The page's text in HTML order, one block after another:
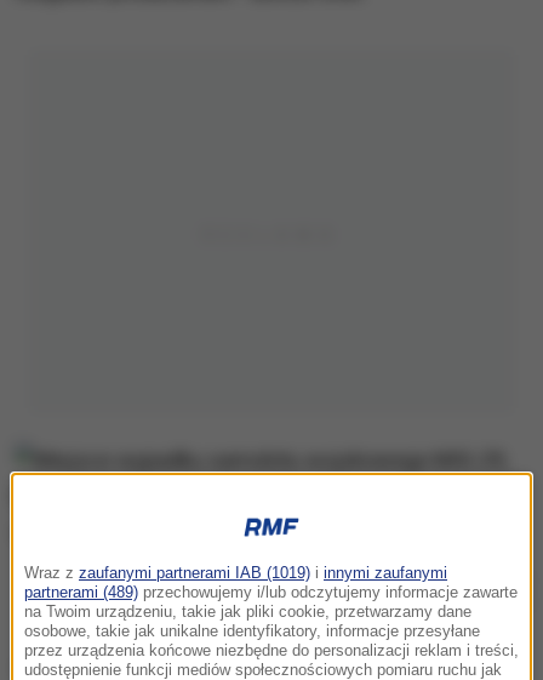
Miejsce wypadku samolotu wojskowego MIG-29, który rozbił się w
rejonie miejscowości Drgicz w województwie mazowieckim
Jeszcze w listopadzie 2018 roku prezes WZL-2
Wraz z zaufanymi partnerami IAB (1019) i innymi zaufanymi
partnerami (489) przechowujemy i/lub odczytujemy informacje zawarte
na Twoim urządzeniu, takie jak pliki cookie, przetwarzamy dane
osobowe, takie jak unikalne identyfikatory, informacje przesyłane
przez urządzenia końcowe niezbędne do personalizacji reklam i treści,
udostępnienie funkcji mediów społecznościowych pomiaru ruchu jak